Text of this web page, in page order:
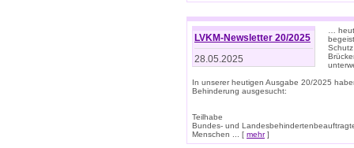
LVKM-Newsletter 20/2025
28.05.2025
…
In unserer heutigen Ausgabe 20/2025
Behinderung ausgesucht:
Teilhabe
Bundes- und
Menschen ... [ mehr]